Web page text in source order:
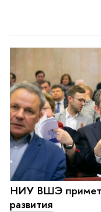
НИУ ВШЭ примет
развития